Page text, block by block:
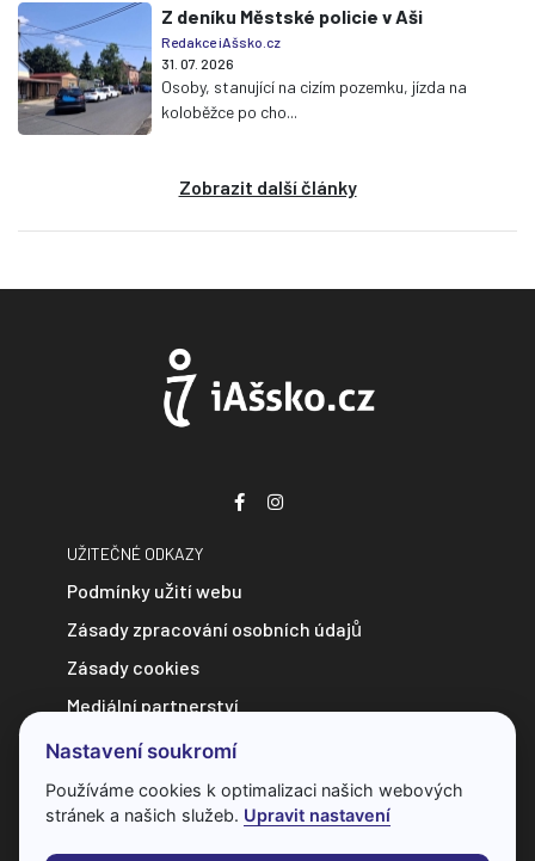
Z deníku Městské policie v Aši
Redakce iAšsko.cz
31. 07. 2026
Osoby, stanující na cizím pozemku, jízda na
koloběžce po cho...
Zobrazit další články
UŽITEČNÉ ODKAZY
Podmínky užití webu
Zásady zpracování osobních údajů
Zásady cookies
Mediální partnerství
Zpravodajství do e-mailu
Kontakt
Nastavení soukromí
Používáme cookies k optimalizaci našich webových
stránek a našich služeb. Upravit nastavení